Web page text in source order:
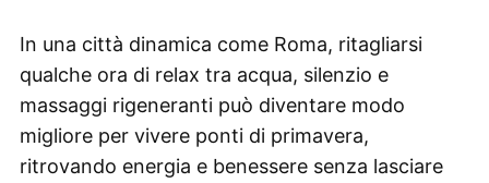
In una città dinamica come Roma, ritagliarsi
qualche ora di relax tra acqua, silenzio e
massaggi rigeneranti può diventare modo
migliore per vivere ponti di primavera,
ritrovando energia e benessere senza lasciare